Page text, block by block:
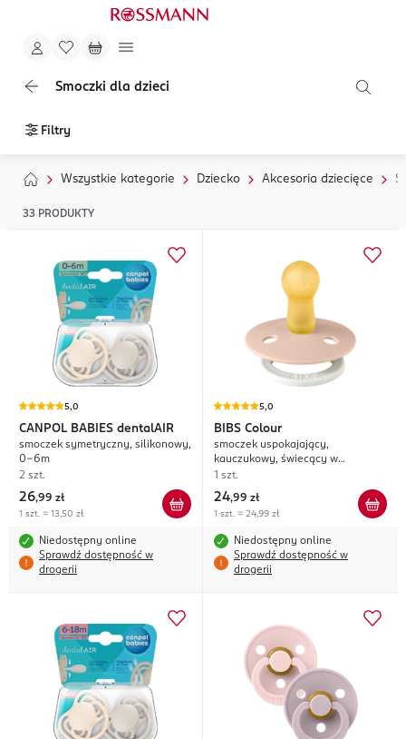
Smoczki dla dzieci
Filtry
Wszystkie kategorie Dziecko Akcesoria dziecięce
33 PRODUKTY
5,0
CANPOL BABIES dentalAIR
smoczek symetryczny, silikonowy,
0-6m
2 szt.
26,99 zł
1 szt. = 13,50 zł
Niedostępny online
Sprawdź dostępność w
drogerii
5,0
BIBS Colour
smoczek uspokajający,
kauczukowy, świecący w
ciemności, 6 m+, rozm. 2
1 szt.
24,99 zł
1 szt. = 24,99 zł
Niedostępny online
Sprawdź dostępność w
drogerii